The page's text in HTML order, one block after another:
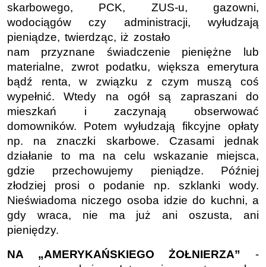
skarbowego, PCK, ZUS-u, gazowni,
wodociągów czy administracji, wyłudzają
pieniądze, twierdząc, iż zostało
nam przyznane świadczenie pieniężne lub
materialne, zwrot podatku, większa emerytura
bądź renta, w związku z czym muszą coś
wypełnić. Wtedy na ogół są zapraszani do
mieszkań i zaczynają obserwować
domowników. Potem wyłudzają fikcyjne opłaty
np. na znaczki skarbowe. Czasami jednak
działanie to ma na celu wskazanie miejsca,
gdzie przechowujemy pieniądze. Później
złodziej prosi o podanie np. szklanki wody.
Nieświadoma niczego osoba idzie do kuchni, a
gdy wraca, nie ma już ani oszusta, ani
pieniędzy.
NA „AMERYKAŃSKIEGO ŻOŁNIERZA” -